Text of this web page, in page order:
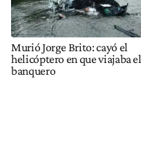
Murió Jorge Brito: cayó el
helicóptero en que viajaba el
banquero